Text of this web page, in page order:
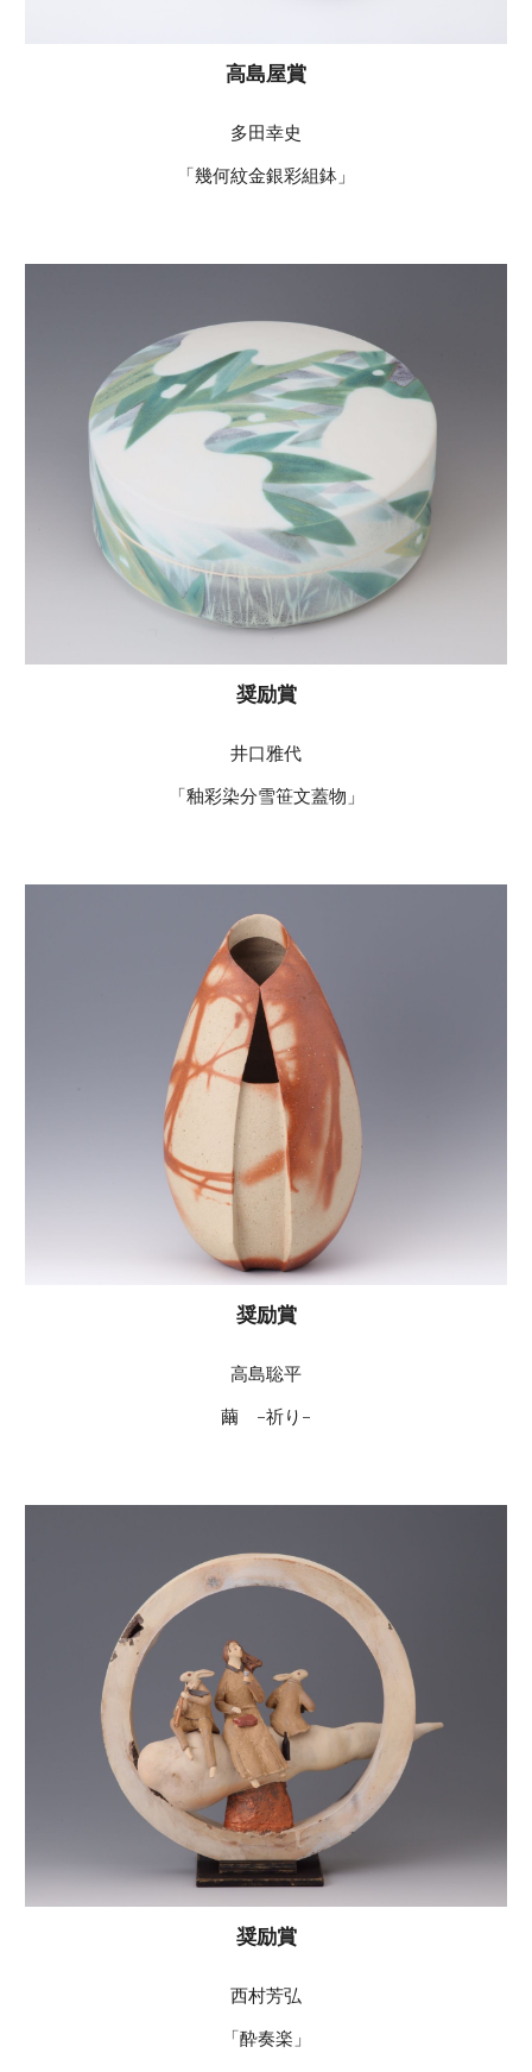
高島屋賞
多田幸史
「幾何紋金銀彩組鉢」
奨励賞
井口雅代
「釉彩染分雪笹文蓋物」
奨励賞
高島聡平
繭　-祈り-
奨励賞
西村芳弘
「酔奏楽」